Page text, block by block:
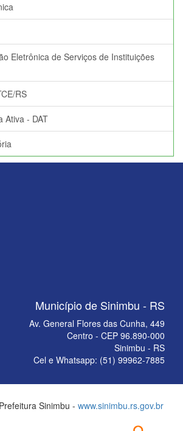
Eletrônica de Serviços de Instituições
RS
Ativa - DAT
Município de Sinimbu - RS
Av. General Flores das Cunha, 449
Centro - CEP 96.890-000
Sinimbu - RS
Cel e Whatsapp: (51) 99962-7885
Sinimbu - www.sinimbu.rs.gov.br